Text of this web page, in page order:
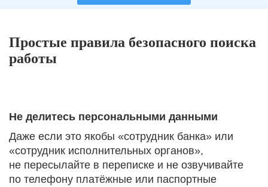
Простые правила безопасного поиска
работы
Не делитесь персональными данными
Даже если это якобы «сотрудник банка» или
«сотрудник исполнительных органов»,
не пересылайте в переписке и не озвучивайте
по телефону платёжные или паспортные